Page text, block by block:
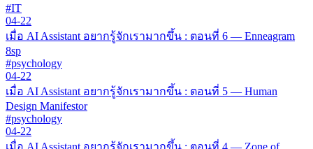
#IT
04-22
เมื่อ AI Assistant อยากรู้จักเรามากขึ้น : ตอนที่ 6 — Enneagram
8sp
#psychology
04-22
เมื่อ AI Assistant อยากรู้จักเรามากขึ้น : ตอนที่ 5 — Human
Design Manifestor
#psychology
04-22
เมื่อ AI Assistant อยากรู้จักเรามากขึ้น : ตอนที่ 4 — Zone of